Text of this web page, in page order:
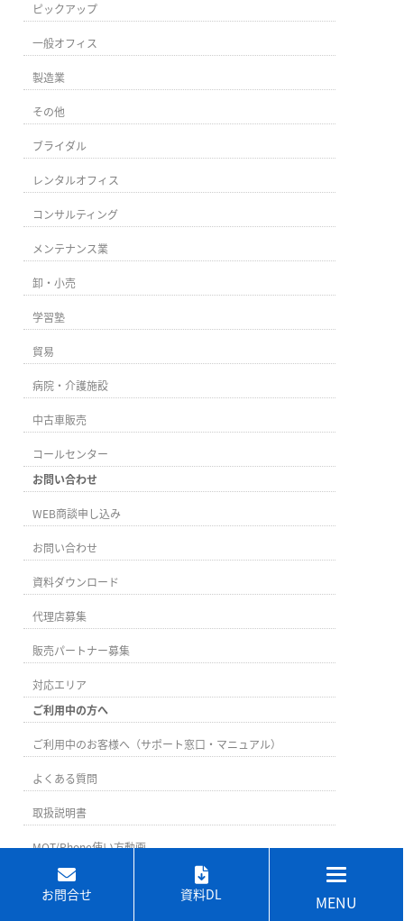
ピックアップ
一般オフィス
製造業
その他
ブライダル
レンタルオフィス
コンサルティング
メンテナンス業
卸・小売
学習塾
貿易
病院・介護施設
中古車販売
コールセンター
お問い合わせ
WEB商談申し込み
お問い合わせ
資料ダウンロード
代理店募集
販売パートナー募集
対応エリア
ご利用中の方へ
ご利用中のお客様へ（サポート窓口・マニュアル）
よくある質問
取扱説明書
MOT/Phone使い方動画
お問合せ 資料DL MENU